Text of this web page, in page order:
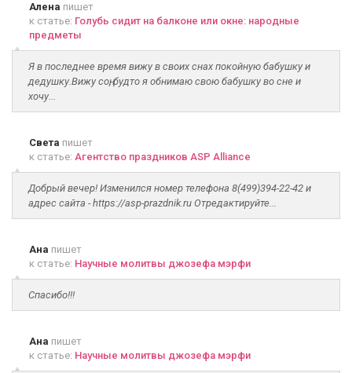
Алена пишет
к статье: Голубь сидит на балконе или окне: народные
предметы
Я в последнее время вижу в своих снах покойную бабушку и
дедушку.Вижу соң, будто я обнимаю свою бабушку во сне и
хочу...
Света пишет
к статье: Агентство праздников ASP Alliance
Добрый вечер! Изменился номер телефона 8(499)394-22-42 и
адрес сайта - https://asp-prazdnik.ru Отредактируйте...
Ана пишет
к статье: Научные молитвы джозефа мэрфи
Спасибо!!!
Ана пишет
к статье: Научные молитвы джозефа мэрфи